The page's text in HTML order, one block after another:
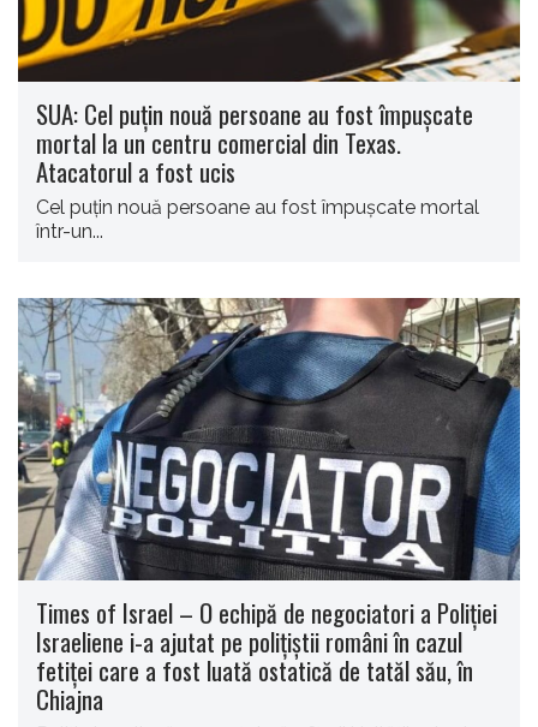
SUA: Cel puţin nouă persoane au fost împuşcate
mortal la un centru comercial din Texas.
Atacatorul a fost ucis
Cel puţin nouă persoane au fost împuşcate mortal
într-un...
Times of Israel – O echipă de negociatori a Poliţiei
Israeliene i-a ajutat pe poliţiştii români în cazul
fetiţei care a fost luată ostatică de tatăl său, în
Chiajna